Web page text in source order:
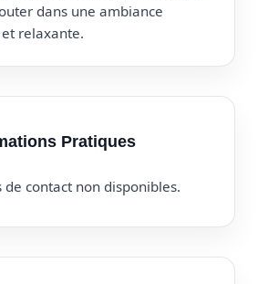
dans une ambiance
relaxante.
Pratiques
contact non disponibles.